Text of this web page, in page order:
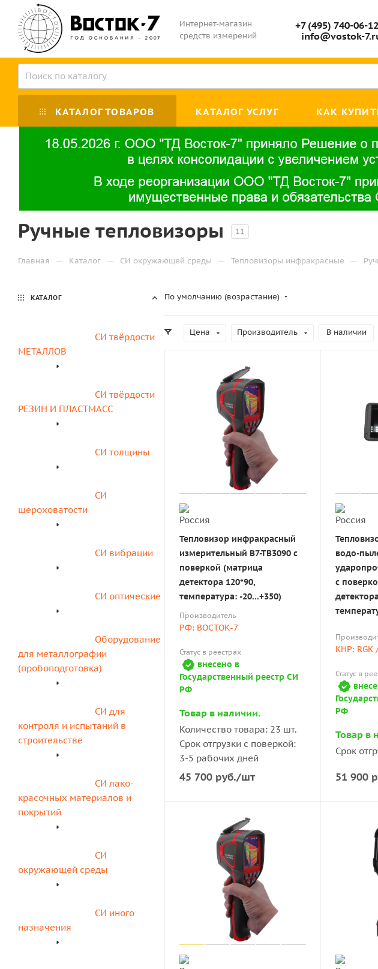
Интернет-магазин
средств измерений
+7 (495) 740-06-12
info@vostok-
КАТАЛОГ ТОВАРОВ КАТАЛОГ УСЛУГ КАК
Ручные тепловизоры 11
Главная — Каталог — СИ окружающей среды — Тепловизоры инфракрасные —
По умолчанию (возрастание)
Цена Производитель В наличии
Тепловизор инфракрасный
измерительный В7-ТВ3090 с
поверкой (матрица
детектора 120*90,
температура: -20...+350)
Производитель
РФ: ВОСТОК-7
Статус в реестрах
внесено в
Государственный реестр СИ
РФ
Товар в наличии.
Количество товара: 23 шт.
Срок отгрузки с поверкой:
3-5 рабочих дней
45 700 руб./шт
водо-
с
КНР: RGK
Статус в
РФ
Товар в
Срок
51 900
КАТАЛОГ
СИ твёрдости
МЕТАЛЛОВ
СИ твёрдости
РЕЗИН И ПЛАСТМАСС
СИ толщины
СИ
шероховатости
СИ вибрации
СИ оптические
Оборудование
для металлографии
(пробоподготовка)
СИ для
контроля и испытаний в
строительстве
СИ лако-
красочных материалов и
покрытий
СИ
окружающей среды
СИ иного
назначения